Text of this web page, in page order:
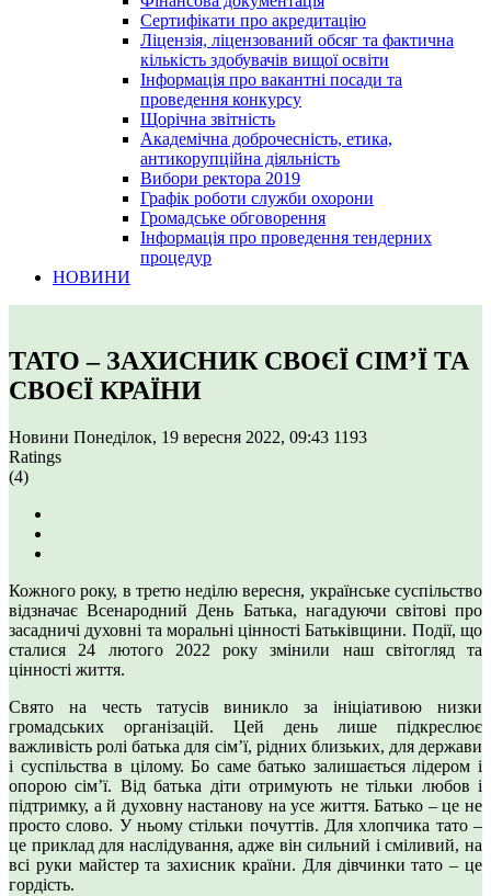
Сертифікати про акредитацію
Ліцензія, ліцензований обсяг та фактична
кількість здобувачів вищої освіти
Інформація про вакантні посади та
проведення конкурсу
Щорічна звітність
Академічна доброчесність, етика,
антикорупційна діяльність
Вибори ректора 2019
Графік роботи служби охорони
Громадське обговорення
Інформація про проведення тендерних
процедур
НОВИНИ
ТАТО – ЗАХИСНИК СВОЄЇ СІМ’Ї ТА
СВОЄЇ КРАЇНИ
Новини Понеділок, 19 вересня 2022, 09:43 1193
Ratings
(4)
Кожного року, в третю неділю вересня, українське суспільство
відзначає Всенародний День Батька, нагадуючи світові про
засадничі духовні та моральні цінності Батьківщини. Події, що
сталися 24 лютого 2022 року змінили наш світогляд та
цінності життя.
Свято на честь татусів виникло за ініціативою низки
громадських організацій. Цей день лише підкреслює
важливість ролі батька для сім’ї, рідних близьких, для держави
і суспільства в цілому. Бо саме батько залишається лідером і
опорою сім’ї. Від батька діти отримують не тільки любов і
підтримку, а й духовну настанову на усе життя. Батько – це не
просто слово. У ньому стільки почуттів. Для хлопчика тато –
це приклад для наслідування, адже він сильний і сміливий, на
всі руки майстер та захисник країни. Для дівчинки тато – це
гордість.